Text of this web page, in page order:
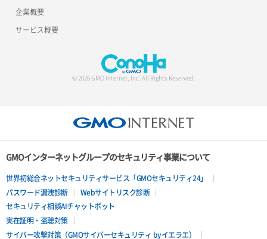
企業概要
サービス概要
© 2026 GMO Internet, Inc. All Rights Reserved.
GMOインターネットグループのセキュリティ事業について
世界初総合ネットセキュリティサービス「GMOセキュリティ24」
パスワード漏洩診断
Webサイトリスク診断
セキュリティ相談AIチャットボット
実在証明・盗聴対策
サイバー攻撃対策（GMOサイバーセキュリティ byイエラエ）